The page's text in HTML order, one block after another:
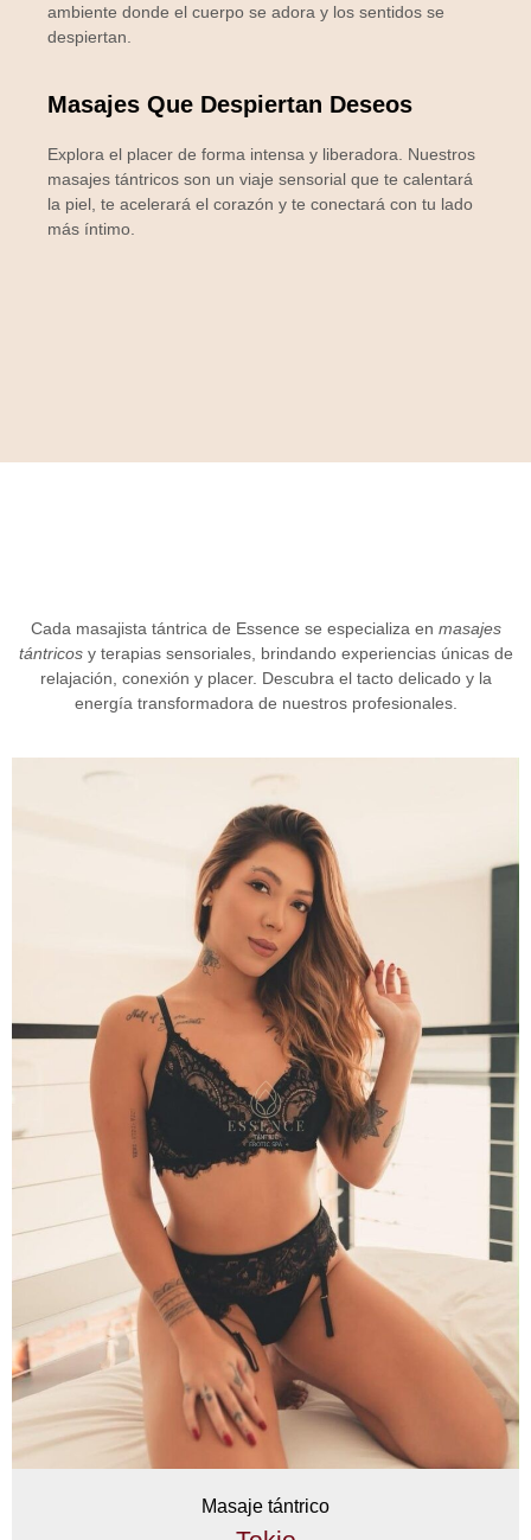
ambiente donde el cuerpo se adora y los sentidos se
despiertan.
Masajes Que Despiertan Deseos
Explora el placer de forma intensa y liberadora. Nuestros
masajes tántricos son un viaje sensorial que te calentará
la piel, te acelerará el corazón y te conectará con tu lado
más íntimo.
Cada masajista tántrica de Essence se especializa en masajes
tántricosy terapias sensoriales, brindando experiencias únicas de
relajación, conexión y placer. Descubra el tacto delicado y la
energía transformadora de nuestros profesionales.
Masaje tántrico